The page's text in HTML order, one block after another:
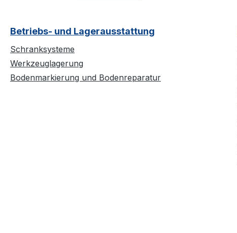
Betriebs- und Lagerausstattung
Schranksysteme
Werkzeuglagerung
Bodenmarkierung und Bodenreparatur